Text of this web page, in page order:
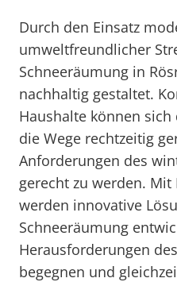
Durch den Einsatz
umweltfreundlicher
Schneeräumung in
nachhaltig gestaltet.
Haushalte können
die Wege rechtzeitig
Anforderungen des
gerecht zu werden. Mit
werden innovative
Schneeräumung
Herausforderungen
begegnen und